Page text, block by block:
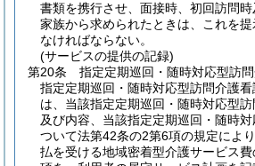
書類を携行させ、面接時、初回訪問
家族から求められたときは、これを
なければならない。
(サービスの提供の記録)
第20条
指定定期巡回・随時対応型訪問
指定定期巡回・随時対応型訪問介護
は、当該指定定期巡回・随時対応型
及び内容、当該指定定期巡回・随時
ついて法第42条の2第6項の規定によ
払を受ける地域密着型介護サービス